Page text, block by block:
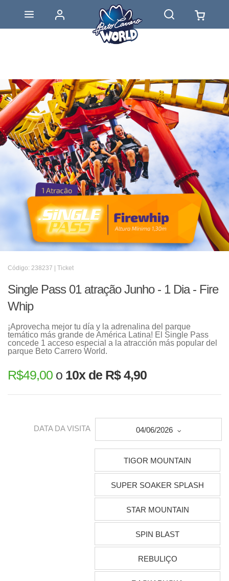
Código: 238237 | Ticket
Single Pass 01 atração Junho - 1 Dia - Fire
Whip
¡Aprovecha mejor tu día y la adrenalina del parque
temático más grande de América Latina! El Single Pass
concede 1 acceso especial a la atracción más popular del
parque Beto Carrero World.
R$49,00 o 10x de R$ 4,90
DATA DA VISITA 04/06/2026
TIGOR MOUNTAIN
SUPER SOAKER SPLASH
STAR MOUNTAIN
SPIN BLAST
REBULIÇO